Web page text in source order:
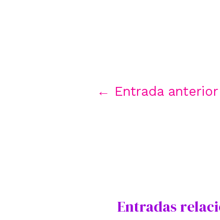
Navegación
← Entrada anterior
Entradas